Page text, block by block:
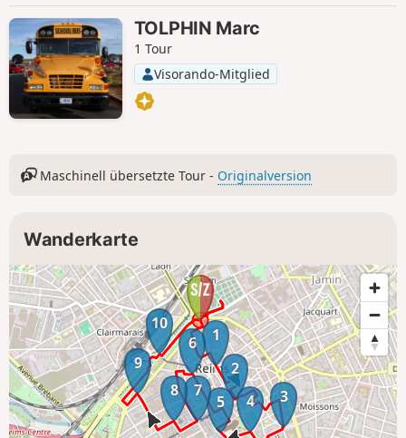
TOLPHIN Marc
1 Tour
Visorando-Mitglied
Maschinell übersetzte Tour - Originalversion
Wanderkarte
1
2
3
4
5
6
7
8
9
10